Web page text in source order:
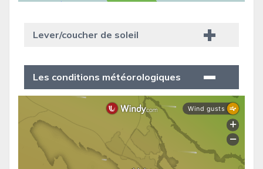
Lever/coucher de soleil
Les conditions météorologiques